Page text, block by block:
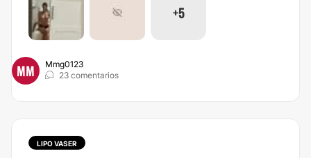
+5
MM
Mmg0123
23 comentarios
LIPO VASER